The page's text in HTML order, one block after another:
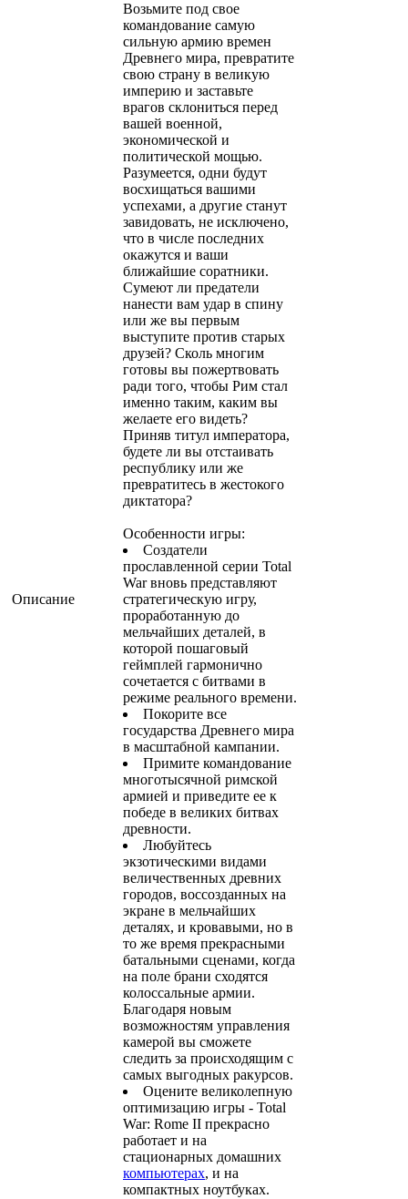
Описание
Возьмите под свое
командование самую
сильную армию времен
Древнего мира, превратите
свою страну в великую
империю и заставьте
врагов склониться перед
вашей военной,
экономической и
политической мощью.
Разумеется, одни будут
восхищаться вашими
успехами, а другие станут
завидовать, не исключено,
что в числе последних
окажутся и ваши
ближайшие соратники.
Сумеют ли предатели
нанести вам удар в спину
или же вы первым
выступите против старых
друзей? Сколь многим
готовы вы пожертвовать
ради того, чтобы Рим стал
именно таким, каким вы
желаете его видеть?
Приняв титул императора,
будете ли вы отстаивать
республику или же
превратитесь в жестокого
диктатора?
Особенности игры:
Создатели
прославленной серии Total
War вновь представляют
стратегическую игру,
проработанную до
мельчайших деталей, в
которой пошаговый
геймплей гармонично
сочетается с битвами в
режиме реального времени.
Покорите все
государства Древнего мира
в масштабной кампании.
Примите командование
многотысячной римской
армией и приведите ее к
победе в великих битвах
древности.
Любуйтесь
экзотическими видами
величественных древних
городов, воссозданных на
экране в мельчайших
деталях, и кровавыми, но в
то же время прекрасными
батальными сценами, когда
на поле брани сходятся
колоссальные армии.
Благодаря новым
возможностям управления
камерой вы сможете
следить за происходящим с
самых выгодных ракурсов.
Оцените великолепную
оптимизацию игры - Total
War: Rome II прекрасно
работает и на
стационарных домашних
компьютерах, и на
компактных ноутбуках.